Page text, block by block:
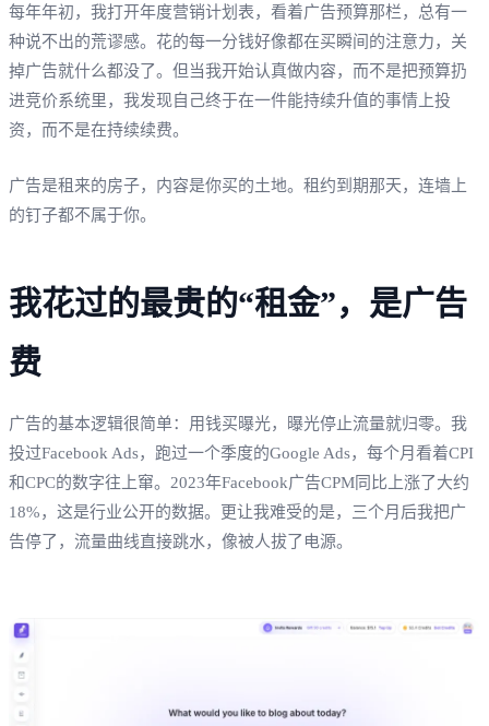
每年年初，我打开年度营销计划表，看着广告预算那栏，总有一
种说不出的荒谬感。花的每一分钱好像都在买瞬间的注意力，关
掉广告就什么都没了。但当我开始认真做内容，而不是把预算扔
进竞价系统里，我发现自己终于在一件能持续升值的事情上投
资，而不是在持续续费。
广告是租来的房子，内容是你买的土地。租约到期那天，连墙上
的钉子都不属于你。
我花过的最贵的“租金”，是广告
费
广告的基本逻辑很简单：用钱买曝光，曝光停止流量就归零。我
投过Facebook Ads，跑过一个季度的Google Ads，每个月看着CPI
和CPC的数字往上窜。2023年Facebook广告CPM同比上涨了大约
18%，这是行业公开的数据。更让我难受的是，三个月后我把广
告停了，流量曲线直接跳水，像被人拔了电源。